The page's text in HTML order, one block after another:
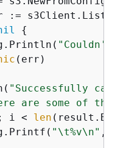
:=
{
"Couldn't
(err)
"Successfully
are some of
i < len
"\t%v\n" ,